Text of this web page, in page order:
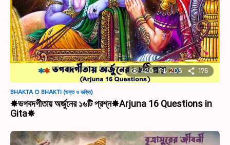
420 205 175
BHAKTA O BHAKTI (ভক্ত ও ভক্তি)
✸ভগবদগীতায় অর্জুনের ১৬টি প্রশ্ন✸Arjuna 16 Questions in
Gita✸